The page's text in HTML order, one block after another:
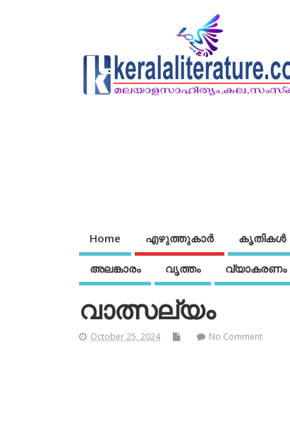
Home എഴുത്തുകാര്‍ കൃതികൾ
അലങ്കാരം വൃത്തം വ്യാകരണം
വാത്സല്യം
October 25, 2024 No Comment